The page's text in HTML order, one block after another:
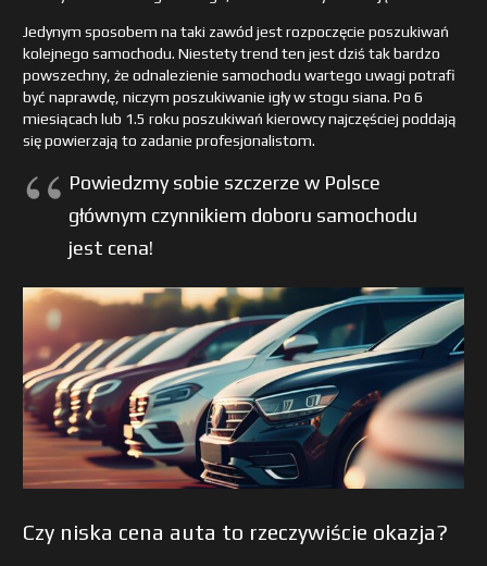
Jedynym sposobem na taki zawód jest rozpoczęcie poszukiwań
kolejnego samochodu. Niestety trend ten jest dziś tak bardzo
powszechny, że odnalezienie samochodu wartego uwagi potrafi
być naprawdę, niczym poszukiwanie igły w stogu siana. Po 6
miesiącach lub 1.5 roku poszukiwań kierowcy najczęściej poddają
się powierzają to zadanie profesjonalistom.
Powiedzmy sobie szczerze w Polsce
głównym czynnikiem doboru samochodu
jest cena!
Czy niska cena auta to rzeczywiście okazja?